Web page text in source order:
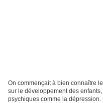
On commençait à bien connaître
sur le développement des
psychiques comme la dépression.